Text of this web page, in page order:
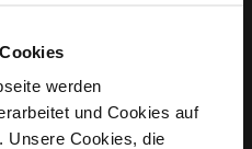
werden
und Cookies auf
Unsere Cookies, die